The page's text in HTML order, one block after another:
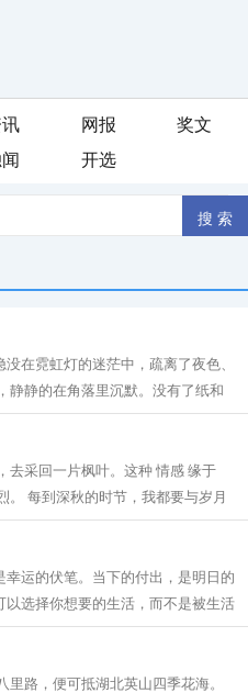
网报
奖文
开选
在霓虹灯的迷茫中，疏离了夜色、
静静的在角落里沉默。没有了纸和
去采回一片枫叶。这种 情感 缘于
每到深秋的时节，我都要与岁月
...
运的伏笔。当下的付出，是明日的
选择你想要的生活，而不是被生活
路，便可抵湖北英山四季花海。